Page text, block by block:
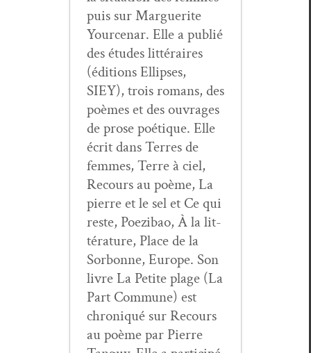
puis sur Mar­guerite
Yource­nar. Elle a pub­lié
des études lit­téraires
(édi­tions Ellipses,
SIEY), trois romans, des
poèmes et des ouvrages
de prose poé­tique. Elle
écrit dans Ter­res de
femmes, Terre à ciel,
Recours au poème, La
pierre et le sel et Ce qui
reste, Poez­ibao, À la lit­
téra­ture, Place de la
Sor­bonne, Europe. Son
livre La Petite plage (La
Part Com­mune) est
chroniqué sur Recours
au poème par Pierre